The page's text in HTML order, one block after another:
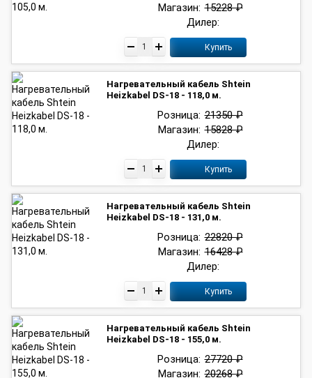
Дилер:
Магазин: 15228 ₽
Купить
Нагревательный кабель Shtein
Heizkabel DS-18 - 118,0 м.
Дилер:
Розница: 21350 ₽
Магазин: 15828 ₽
Купить
Нагревательный кабель Shtein
Heizkabel DS-18 - 131,0 м.
Дилер:
Розница: 22820 ₽
Магазин: 16428 ₽
Купить
Нагревательный кабель Shtein
Heizkabel DS-18 - 155,0 м.
Розница: 27720 ₽
Магазин: 20268 ₽